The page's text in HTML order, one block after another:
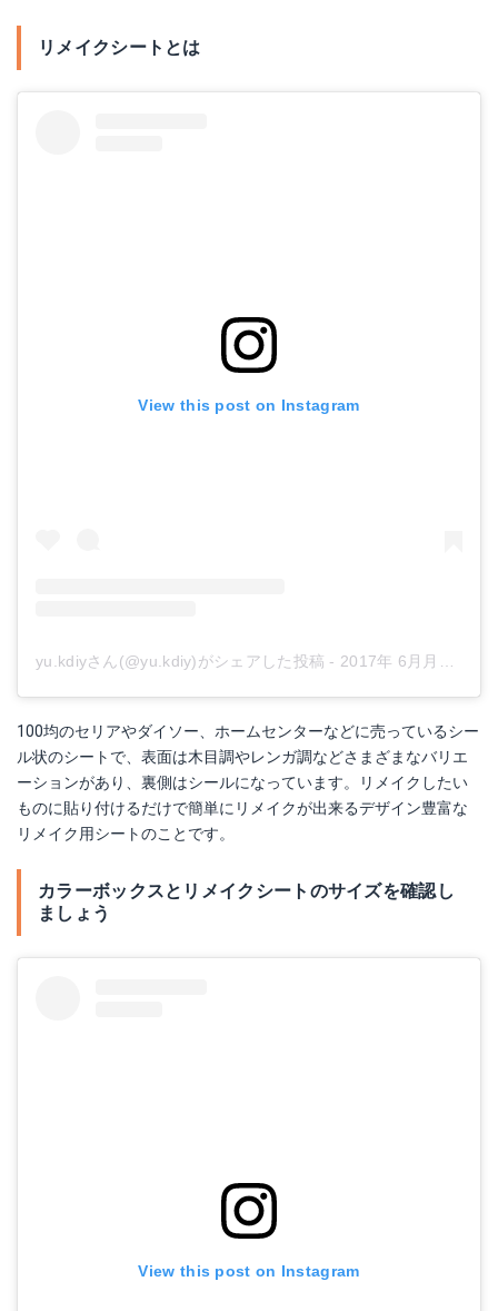
リメイクシートとは
View this post on Instagram
yu.kdiyさん(@yu.kdiy)がシェアした投稿 - 2017年 6月月14日午後9時24分PDT
100均のセリアやダイソー、ホームセンターなどに売っているシー
ル状のシートで、表面は木目調やレンガ調などさまざまなバリエ
ーションがあり、裏側はシールになっています。リメイクしたい
ものに貼り付けるだけで簡単にリメイクが出来るデザイン豊富な
リメイク用シートのことです。
カラーボックスとリメイクシートのサイズを確認し
ましょう
View this post on Instagram